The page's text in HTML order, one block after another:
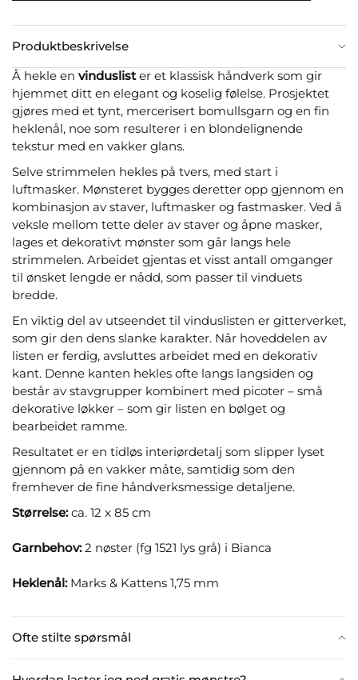
Produktbeskrivelse
Ofte stilte spørsmål
Å hekle en vinduslister et klassisk håndverk som gir
hjemmet ditt en elegant og koselig følelse. Prosjektet
gjøres med et tynt, mercerisert bomullsgarn og en fin
heklenål, noe som resulterer i en blondelignende
tekstur med en vakker glans.
Selve strimmelen hekles på tvers, med start i
luftmasker. Mønsteret bygges deretter opp gjennom en
kombinasjon av staver, luftmasker og fastmasker. Ved å
veksle mellom tette deler av staver og åpne masker,
lages et dekorativt mønster som går langs hele
strimmelen. Arbeidet gjentas et visst antall omganger
til ønsket lengde er nådd, som passer til vinduets
bredde.
En viktig del av utseendet til vinduslisten er gitterverket,
som gir den dens slanke karakter. Når hoveddelen av
listen er ferdig, avsluttes arbeidet med en dekorativ
kant. Denne kanten hekles ofte langs langsiden og
består av stavgrupper kombinert med picoter – små
dekorative løkker – som gir listen en bølget og
bearbeidet ramme.
Resultatet er en tidløs interiørdetalj som slipper lyset
gjennom på en vakker måte, samtidig som den
fremhever de fine håndverksmessige detaljene.
Størrelse:ca. 12 x 85 cm
Garnbehov:2 nøster (fg 1521 lys grå) i Bianca
Heklenål:Marks & Kattens 1,75 mm